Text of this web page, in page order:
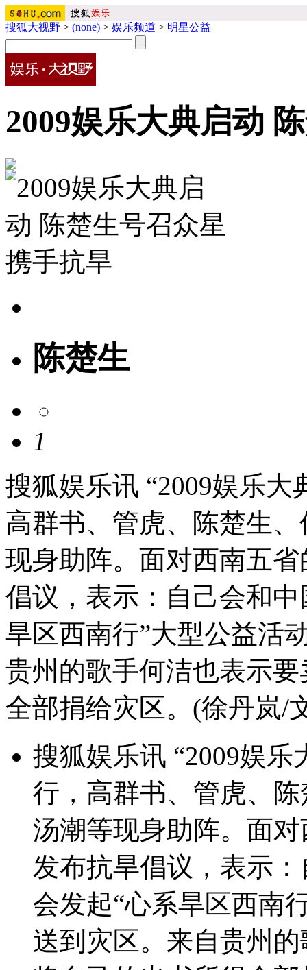
搜狐大视野 > (none) > 娱乐频道 > 明星公益
2009娱乐大典启动
陈楚生
1
搜狐娱乐讯 “2009娱乐
高群书、管虎、陈楚生
现身助阵。面对西南五
倡议，表示：自己会和
旱区西南行”大型公益活
贵州的歌手何洁也表示
全部捐给灾区。(徐丹岚/
搜狐娱乐讯 “2009娱
行，高群书、管虎、
汤潮等现身助阵。面
发布抗旱倡议，表示
会发起“心系旱区西南
送到灾区。来自贵州